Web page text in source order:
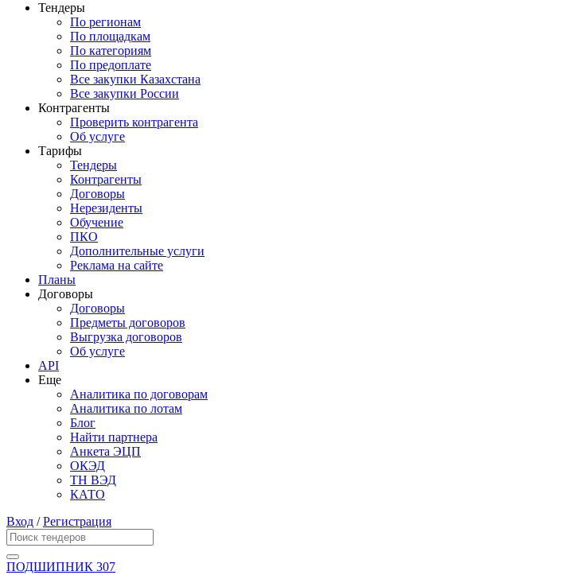
Тендеры
По регионам
По площадкам
По категориям
По предоплате
Все закупки Казахстана
Все закупки России
Контрагенты
Проверить контрагента
Об услуге
Тарифы
Тендеры
Контрагенты
Договоры
Нерезиденты
Обучение
ПКО
Дополнительные услуги
Реклама на сайте
Планы
Договоры
Договоры
Предметы договоров
Выгрузка договоров
Об услуге
API
Еще
Аналитика по договорам
Аналитика по лотам
Блог
Найти партнера
Анкета ЭЦП
ОКЭД
ТН ВЭД
КАТО
Вход /Регистрация
ПОДШИПНИК 307